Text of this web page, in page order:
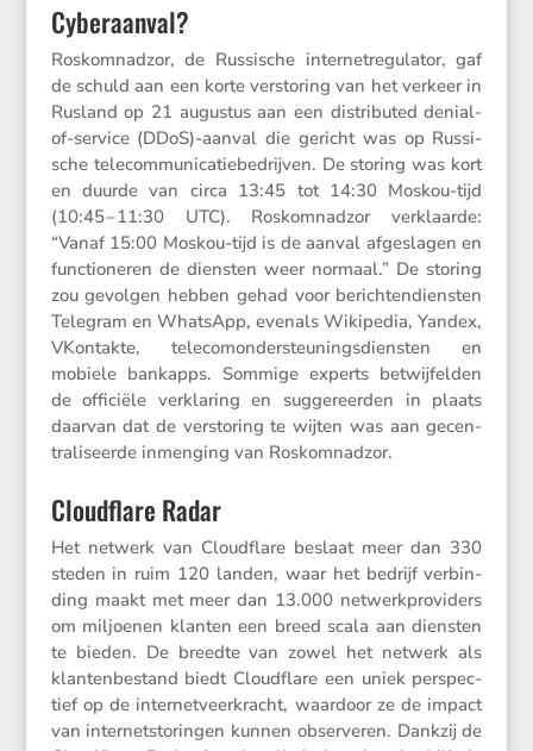
Cyberaanval?
Roskom­nadzor, de Russi­sche inter­net­re­gu­lator, gaf
de schuld aan een korte versto­ring van het verkeer in
Rusland op 21 augustus aan een distri­buted denial-
of-service (DDoS)-aanval die gericht was op Russi­
sche telecom­mu­ni­ca­tie­be­drijven. De storing was kort
en duurde van circa 13:45 tot 14:30 Moskou-tijd
(10:45 – 11:30 UTC). Roskom­nadzor verklaarde:
“Vanaf 15:00 Moskou-tijd is de aanval afgeslagen en
functi­o­neren de diensten weer normaal.” De storing
zou gevolgen hebben gehad voor berich­ten­dien­sten
Telegram en WhatsApp, evenals Wikipedia, Yandex,
VKontakte, teleco­mon­der­steu­nings­dien­sten en
mobiele bankapps. Sommige experts betwij­felden
de officiële verkla­ring en sugge­reerden in plaats
daarvan dat de versto­ring te wijten was aan gecen­
tra­li­seerde inmen­ging van Roskomnadzor.
Cloudflare Radar
Het netwerk van Cloud­flare beslaat meer dan 330
steden in ruim 120 landen, waar het bedrijf verbin­
ding maakt met meer dan 13.000 netwerk­pro­vi­ders
om miljoenen klanten een breed scala aan diensten
te bieden. De breedte van zowel het netwerk als
klanten­be­stand biedt Cloud­flare een uniek perspec­
tief op de inter­net­veer­kracht, waardoor ze de impact
van inter­net­sto­ringen kunnen obser­veren. Dankzij de